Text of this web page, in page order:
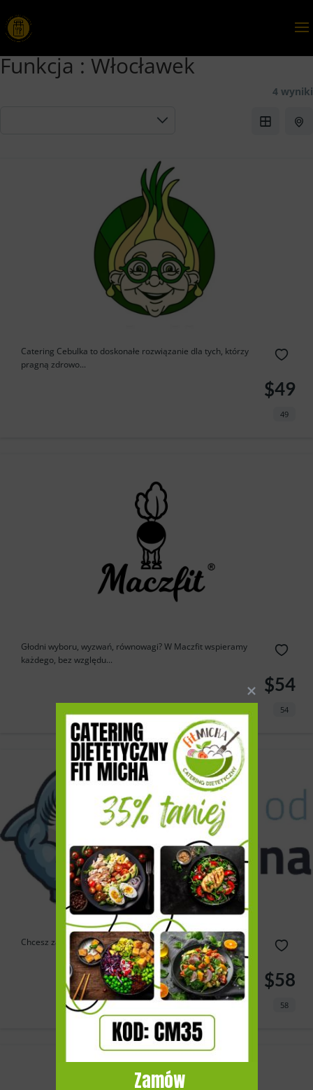
Funkcja :Włocławek
4 wyniki
Catering Cebulka to doskonałe rozwiązanie dla tych, którzy
pragną zdrowo...
$49
49
Głodni wyboru, wyzwań, równowagi? W Maczfit wspieramy
każdego, bez względu...
$54
54
Chcesz zadbać o swoje zdrowie i formę? Diety od Rekina...
$58
58
Zamów